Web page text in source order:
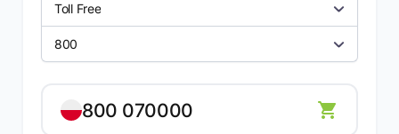
Toll Free
800
800 070000